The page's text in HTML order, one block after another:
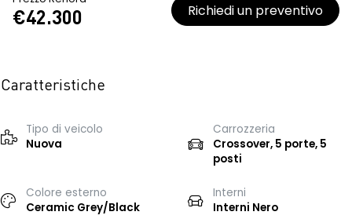
€42.300 Richiedi un preventivo
Caratteristiche
Tipo di veicolo
Nuova
Carrozzeria
Crossover, 5 porte, 5
posti
Colore esterno
Ceramic Grey/Black
Interni
Interni Nero